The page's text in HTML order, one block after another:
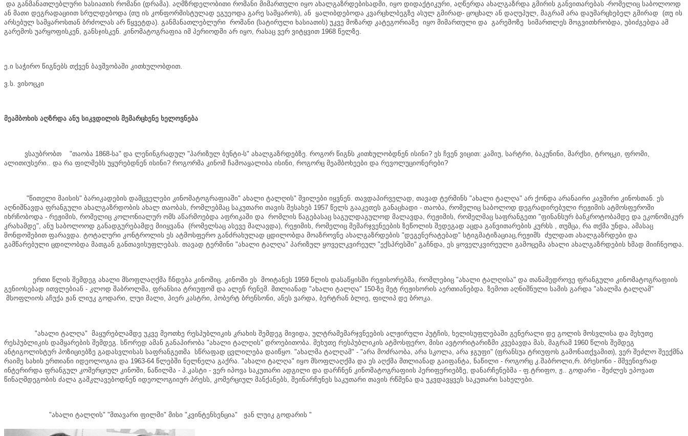
და განმანათლებლური ხასიათის რომანი (დრამა). აღმზრდელობითი რომანი მიმართული იყო ახალგაზრდებისადმი, იყო დიდაქტიკური, აღწერდა ახალგაზრდა გმირის განვითარებას -რომელიც საბოლოოდ
ან მათი დეგრადაციით სრულდებოდა (თუ ის კონფორმისტულად ეგუეოდა გარე სამყაროს), ან ყალიბდებოდა კვარცხლბეგზე ასულ გმირად- ცოცხალ ან დაღუპულ, მაგრამ არა დაუმარცხებელ გმირად (თუ ის
არსებულ სამყაროსთან ბრძოლას არ წყვეტდა). განმანათლებლური რომანი (სატირული ხასიათის) უკვე მოზარდ კატეგორიაზე იყო მიმართული და გარემოზე სიმართლეს მოგვითხრობდა, უბიძგებდა ამ
გარემოს უარყოფისკენ, განსჯისკენ. კინომატოგრაფია იმ პერიოდში არ იყო, რასაც ვერ ვიტყვით 1968 წელზე.
ე.ი საჭირო წიგნებს თქვენ ბავშვობაში კითხულობდით.
ვ.ს. ვისოცკი
მეამბოხის აღზრდა ანუ სიკვდილის მემარცხენე ხელოვნება
ვსაუბრობთ "თაობა 1868-სა" და ლენინგრადულ "პარიზულ ბუნტი-ს" ახალგაზრდებზე. როგორ წიგნს კითხულობდნენ ისინი? ეს ჩვენ ვიცით: კამიუ, სარტრი, ბაკუნინი, მარქსი, ტროცკი, ფრომი,
ალითიუსერი.. და რა ფილმებს უყურებდნენ ისინი? როგორმა კინომ ჩამოაყალიბა ისინი, როგორც მეამბოხეები და რევოლუციონერები?
"წითელი მაისის" ბარიკადების დამცველები კინომატოგრაფიაში" ახალი ტალღის" შვილები იყვნენ. თავდაპირველად, თავად ტერმინს "ახალი ტალღა" არ ქონდა არანაირი კავშირი კინოსთან. ეს
აღნიშნავდა ფრანგული ახალგაზრდობის ახალ თაობას, რომლებმაც საკუთარი თავის შესახებ 1957 წელს გააკეთეს განაცხადი - თაობა, რომელიც საბოლოდ დეგრადირებული რეჟიმის ატმოსფეროში
იხრჩობოდა - რეჟიმის, რომელიც კოლონიალურ ომს აწარმოებდა აფრიკაში და რომლის წაგებასაც საგულდაგულოდ მალავდა, რეჟიმის, რომელმაც საფრანგეთი "ფინანსურ ბანკროტობამდე და ეკონომიკურ
კრახამდე", ანუ საბოლოოდ განადგურებამდე მიიყვანა (რომელსაც ასევე მალავდა), რეჟიმის, რომელიც მემარჯვენეების ზეწოლის შედეგად აცდა განვითარების კურსს , თუმცა, რა თქმა უნდა, ამასაც
მონდომებით ფარავდა. ტოტალური კონტროლის ეს ატმოსფერო განძრახულად ცდილობდა მოაზროვნე ახალგაზრდების "დეგენერატებად" სტიგმატიზაციაც,რეჟიმს ძულდათ ახალგაზრდები და
გამწარებული ცდილობდა მათგან განთავისუფლებას. თავად ტერმინი "ახალი ტალღა" პარიზულ ყოველკვირეულ "ექსპრესში" გაჩნდა, ეს ყოველკვირეული გამოცემა ახალი ახალგაზრდების ხმად მიიჩნეოდა.
ერთი წლის შემდეგ ახალი მსოფლაღქმა ჩნდება კინოშიც. კინოში ეს მოიტანეს 1959 წლის დასაწყისში რეჟისორებმა, რომლებიც "ახალი ტალღისა" და თანამედროვე ფრანგული კინომატოგრაფიის
გენიოსებად ითვლებიან - კლოდ შაბროლმა, ფრანსია ტრიუფომ და ალენ რენემ. მთლიანად "ახალი ტალღა" 150-ზე მეტ რეჟისორის აერთიანებდა. ზემოთ აღნიშნული სამის გარდა "ახალმა ტალღამ"
მსოფლიოს აჩუქა ჟან ლიუკ გოდარი, ლუი მალი, პიერ კასტრი, პობერტ ბრენსონი, ანეს ვარდა, ბერტრან ბლიე, ფილიპ დე ბროკა.
"ახალი ტალღა" მაყურებლამდე უკვე მეოთხე რესპუბლიკის კრახის შემდეგ მივიდა, ულტრამემარჯვნეების ალჟირული პუტჩის, ხელისუფლებაში გენერალი დე გოლის მოსვლისა და მეხუთე
რესპუბლიკის დამყარების შემდეგ. სწორედ ამან განაპირობა "ახალი ტალღის" დროებითობა. მეხუთე რესპუბლიკის ატმოსფერო, მისი ავტორიტარიზმი კვებავდა მას, მაგრამ 1960 წლის შემდეგ
ანტიგოლისტურ პოზიციებზე გადასვლისას საფრანგეთმა სწრაფად ცვლილება დაიწყო. "ახალმა ტალღამ" - "არა მოძრაობა, არა სკოლა, არა ჯგუფი" (ფრანსუა ტრიუფოს გამონათქვამით), ვერ შეძლო შეექმნა
რაიმე სახის ერთიანი იდეოლოგია და 1963-64 წლებში ნელნელა გაქრა. "ახალი ტალღა" იყო მსოფლაღქმა და ეს აღქმა მთლიანად გაიფანტა, ნაწილი - როგორც კ.შაბროლი,რ. ბრესონი - მშვენივრად
ინტერირდა ფრანგულ კომერციულ კინოში, ნაწილმა - პ.კასტი - ვერ იპოვა საკუთარი ადგილი და დარჩნენ კინომატოგრაფიის პერიფერიებზე, დანარჩენებმა - ფ.ტრიფო, ჟ.. გოდარი - შეძლეს ეპოვათ
წინაღმდეგობის ძალა გამკლავებოდნენ იდეოლოგიიურ პრესს, კომერციულ მანქანებს, შეინარჩუნეს საკუთარი თავის რწმენა და უკვდავყვეს საკუთარი სახელები.
"ახალი ტალღის" "მთავარი ფილმი" მისი "კვინტენსენცია" ჟან ლუიკ გოდარის "